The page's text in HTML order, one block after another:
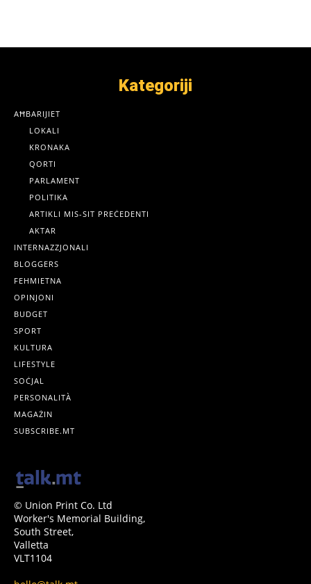
Kategoriji
AĦBARIJIET
LOKALI
KRONAKA
QORTI
PARLAMENT
POLITIKA
ARTIKLI MIS-SIT PREĊEDENTI
AKTAR
INTERNAZZJONALI
BLOGGERS
FEHMIETNA
OPINJONI
BUDGET
SPORT
KULTURA
LIFESTYLE
SOĊJAL
PERSONALITÀ
MAGAŻIN
SUBSCRIBE.MT
© Union Print Co. Ltd
Worker's Memorial Building,
South Street,
Valletta
VLT1104